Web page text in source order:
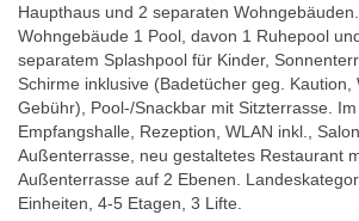
Haupthaus und 2 separaten
Wohngebäude 1 Pool, davon 1 Ruhepool
separatem Splashpool für Kinder,
Schirme inklusive (Badetücher geg. Kaution,
Gebühr), Pool-/Snackbar mit Sitzterrasse.
Empfangshalle, Rezeption, WLAN inkl.,
Außenterrasse, neu gestaltetes Restaurant
Außenterrasse auf 2 Ebenen.
Einheiten, 4-5 Etagen, 3 Lifte.